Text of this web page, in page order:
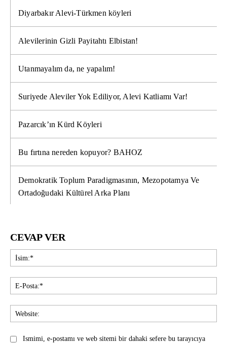
Diyarbakır Alevi-Türkmen köyleri
Alevilerinin Gizli Payitahtı Elbistan!
Utanmayalım da, ne yapalım!
Suriyede Aleviler Yok Ediliyor, Alevi Katliamı Var!
Pazarcık’ın Kürd Köyleri
Bu fırtına nereden kopuyor? BAHOZ
Demokratik Toplum Paradigmasının, Mezopotamya Ve
Ortadoğudaki Kültürel Arka Planı
CEVAP VER
Ismimi, e-postamı ve web sitemi bir dahaki sefere bu tarayıcıya